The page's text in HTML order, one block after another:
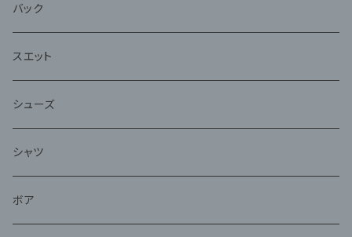
バック
スエット
シューズ
シャツ
ボア